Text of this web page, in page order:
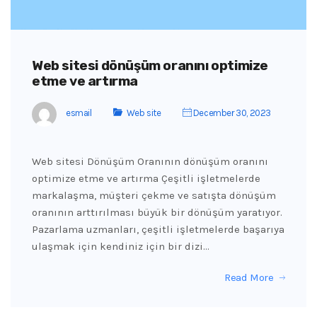
Web sitesi dönüşüm oranını optimize
etme ve artırma
esmail Web site December 30, 2023
Web sitesi Dönüşüm Oranının dönüşüm oranını
optimize etme ve artırma Çeşitli işletmelerde
markalaşma, müşteri çekme ve satışta dönüşüm
oranının arttırılması büyük bir dönüşüm yaratıyor.
Pazarlama uzmanları, çeşitli işletmelerde başarıya
ulaşmak için kendiniz için bir dizi…
Read More